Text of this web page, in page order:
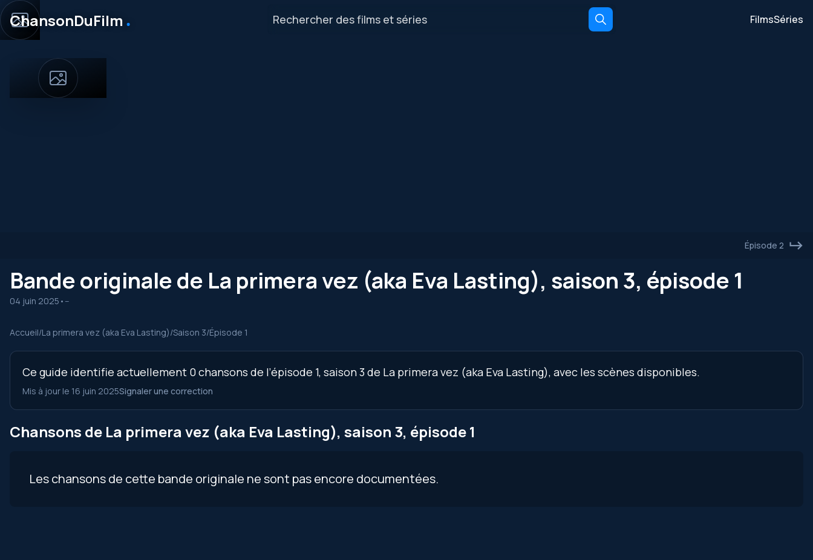
ChansonDuFilm ․ FilmsSéries
Épisode 2
Bande originale de La primera vez (aka Eva Lasting), saison 3, épisode 1
04 juin 2025 • --
Accueil/La primera vez (aka Eva Lasting)/Saison 3/Épisode 1
Ce guide identifie actuellement 0 chansons de l’épisode 1, saison 3 de La primera vez (aka Eva Lasting), avec les scènes disponibles.
Mis à jour le 16 juin 2025Signaler une correction
Chansons de La primera vez (aka Eva Lasting), saison 3, épisode 1
Les chansons de cette bande originale ne sont pas encore documentées.